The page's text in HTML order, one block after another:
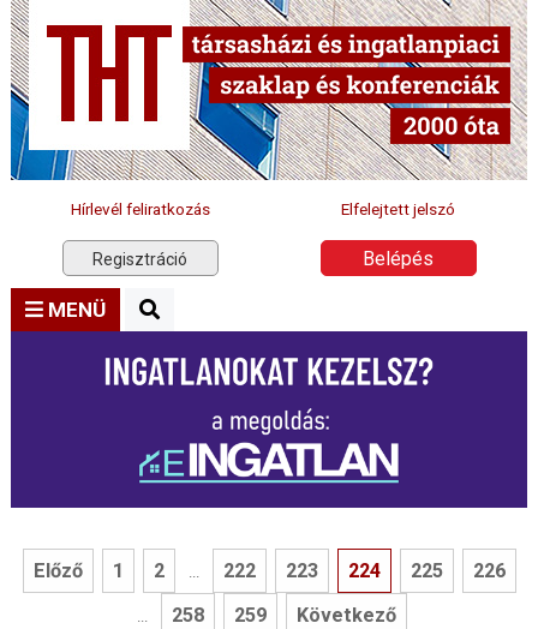
Hírlevél feliratkozás Elfelejtett jelszó
Regisztráció Belépés
MENÜ
Előző 1 2 ... 222 223 224 225 226
... 258 259 Következő